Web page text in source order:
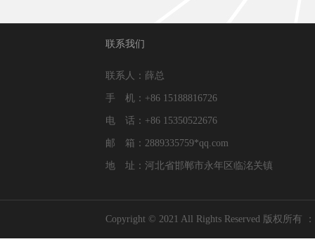
联系我们
联系人：薛总
手 机：+86 15188816726
电 话：+86 15350522676
邮 箱：2889335759*qq.com
地 址：河北省邯郸市永年区临洺关镇
Copyright © 2021 All Rights Reserved 版权所